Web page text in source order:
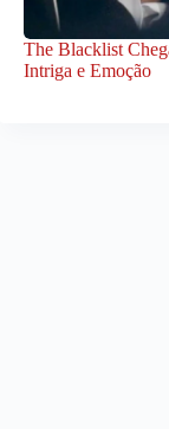
The Blacklist
Intriga e Emoção